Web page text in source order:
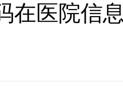
在医院信